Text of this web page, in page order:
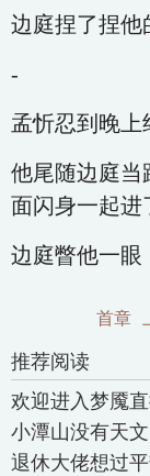
边庭捏了捏他
-
孟忻忍到晚上
他尾随边庭当
面闪身一起进
边庭瞥他一眼
首章
推荐阅读
欢迎进入梦魇
小潭山没有天
退休大佬想过